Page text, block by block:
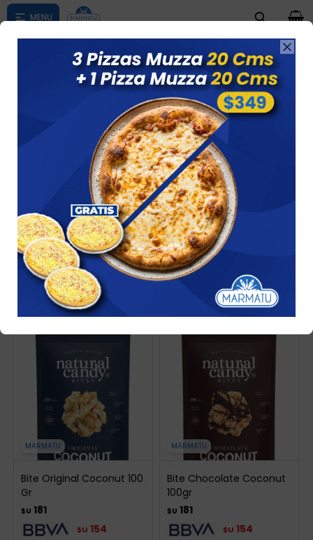

según su zona
0

ALMACÉN
Ver 49 artículos
Recomendados
Filtrando por: Almacén
MARMATU
Bite Original Coconut 100
Gr
$U 181
$U 154
MARMATU
Bite Chocolate Coconut
100gr
$U 181
$U 154